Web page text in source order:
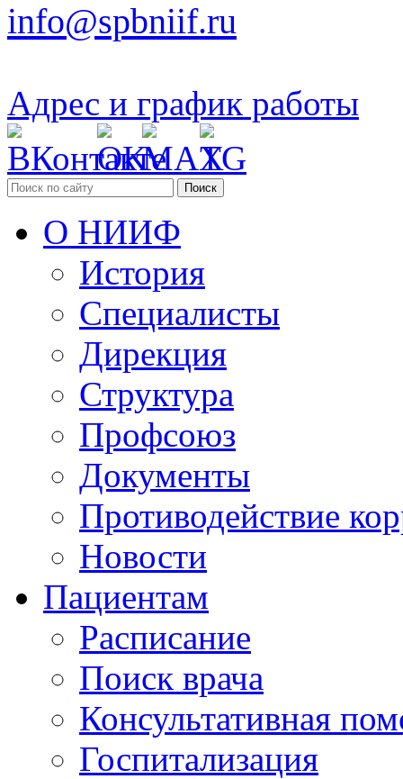
info@spbniif.ru
Адрес и график работы
Поиск
О НИИФ
История
Специалисты
Дирекция
Структура
Профсоюз
Документы
Противодействие
Новости
Пациентам
Расписание
Поиск врача
Консультативная
Госпитализация